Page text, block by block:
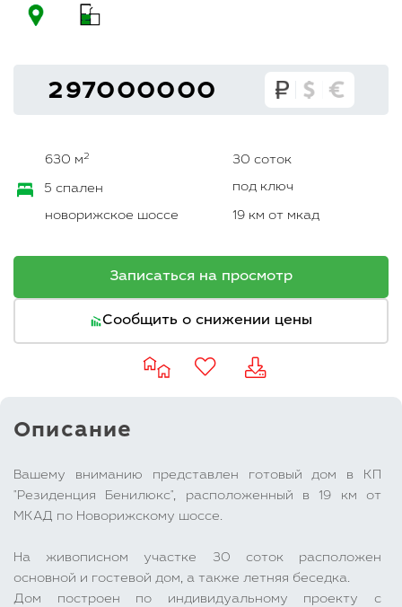
297000000
630 м2 30 соток
5 спален под ключ
новорижское шоссе 19 км от мкад
Записаться на просмотр
Сообщить о снижении цены
Описание
Вашему вниманию представлен готовый дом в КП
"Резиденция Бенилюкс", расположенный в 19 км от
МКАД по Новорижскому шоссе.
На живописном участке 30 соток расположен
основной и гостевой дом, а также летняя беседка.
Дом построен по индивидуальному проекту с